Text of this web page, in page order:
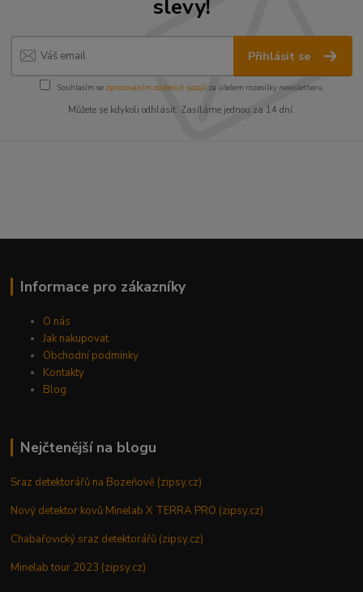
slevy!
Přihlásit se
Souhlasím se zpracováním osobních údajůza účelem rozesílky newsletteru.
Můžete se kdykoli odhlásit. Zasíláme jednou za 14 dní.
Informace pro zákazníky
O nás
Jak nakupovat
Obchodní podmínky
Kontakty
Blog
Nejčtenější na blogu
Sraz detektorářů na Bozeňově (zipsy.cz)
Nový detektor kovů Minelab X TERRA PRO (zipsy.cz)
Chabařovický sraz detektorářů (zipsy.cz)
Minelab tour 2023 (zipsy.cz)